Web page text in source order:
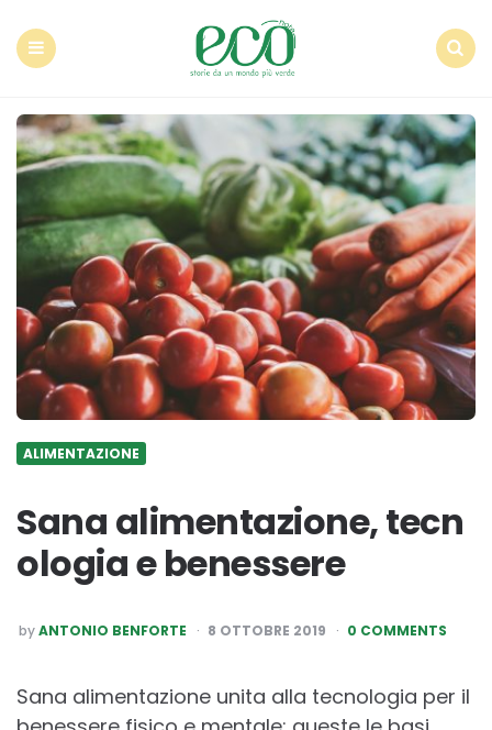
ALIMENTAZIONE
Sana alimentazione, tecn
ologia e benessere
POSTED
BY
byANTONIO BENFORTE 8 OTTOBRE 2019 0 COMMENTS
Sana alimentazione unita alla tecnologia per il